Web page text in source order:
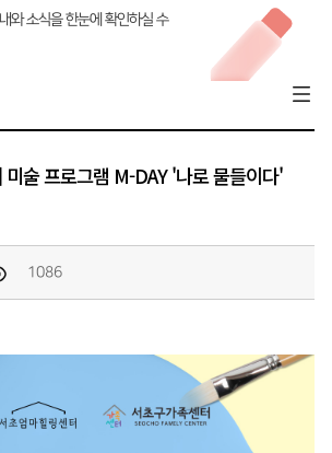
와 소식을 한눈에 확인하실 수
술 프로그램 M-DAY '나로 물들이다'
1086